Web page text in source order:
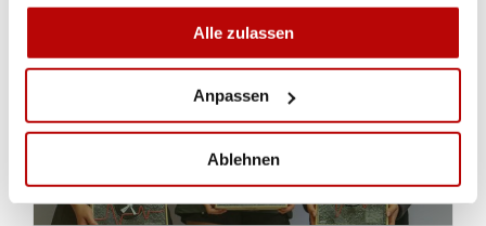
Alle zulassen
Anpassen
Ablehnen